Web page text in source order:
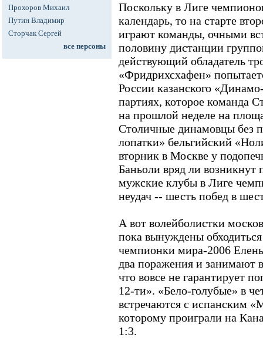
Прохоров Михаил
Путин Владимир
Сторчак Сергей
все персоны
Поскольку в Лиге
календарь, то на старте
играют команды, очными
половину дистанции
действующий обладатель
«Фридрихсхафен»
России казанского
партиях, которое команда
на прошлой неделе на
Столичные динамовцы без
лопатки» бельгийский
вторник в Москве у
Баньоли вряд ли
мужские клубы в Лиге
неудач -- шесть побед в
А вот волейболистки
пока вынуждены
чемпионки мира-2006
два поражения и занимают
что вовсе не гарантирует
12-ти». «Бело-голубые» в
встречаются с испанским
которому проиграли на
1:3.